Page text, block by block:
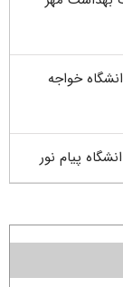
خواجه
پیام نور